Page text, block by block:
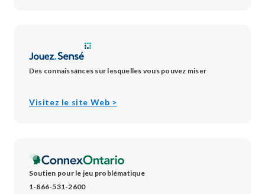
Des connaissances sur lesquelles vous pouvez miser
Visitez le site Web >opens
Soutien pour le jeu problématique
1-866-531-2600